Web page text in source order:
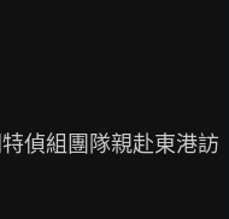
偵組團隊親赴東港訪